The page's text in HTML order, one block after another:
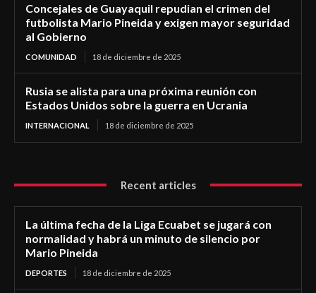
Concejales de Guayaquil repudian el crimen del
futbolista Mario Pineida y exigen mayor seguridad
al Gobierno
COMUNIDAD 18 de diciembre de 2025
Rusia se alista para una próxima reunión con
Estados Unidos sobre la guerra en Ucrania
INTERNACIONAL 18 de diciembre de 2025
Recent articles
La última fecha de la Liga Ecuabet se jugará con
normalidad y habrá un minuto de silencio por
Mario Pineida
DEPORTES 18 de diciembre de 2025